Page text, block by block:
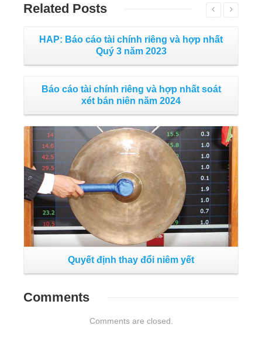
Related Posts
HAP: Báo cáo tài chính riêng và hợp nhất
Quý 3 năm 2023
Báo cáo tài chính riêng và hợp nhất soát
xét bán niên năm 2024
Quyết định thay đổi niêm yết
Comments
Comments are closed.